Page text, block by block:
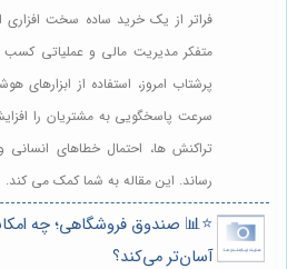
فراتر از یک خرید ساده سخت افزاری
متفکر مدیریت مالی و عملیاتی کسب
پرشتاب امروز، استفاده از ابزارهای
سرعت پاسخگویی به مشتریان را
تراکنش ها، احتمال خطاهای
رساند. این مقاله به شما کمک می
⭐️📊 صندوق فروشگاهی؛ چه
آسان‌تر می‌کند؟